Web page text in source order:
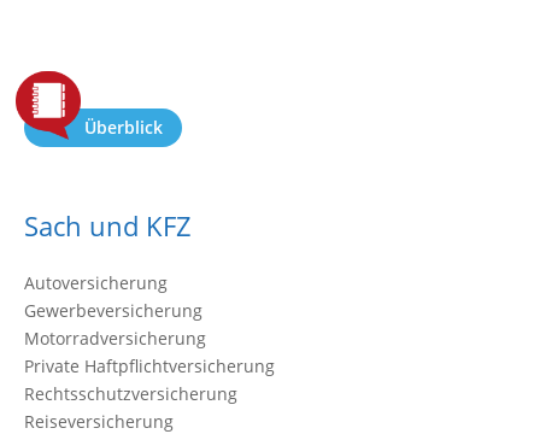
Überblick
Sach und KFZ
Autoversicherung
Gewerbeversicherung
Motorradversicherung
Private Haftpflichtversicherung
Rechtsschutzversicherung
Reiseversicherung